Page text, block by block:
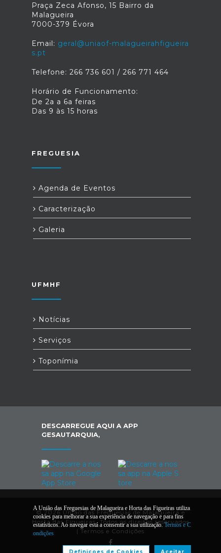
Praça Zeca Afonso, 15 Bairro da
Malagueira
7000-379 Évora
Email: geral@uniaof-malagueirahfigueira
s.pt
Telefone: 266 736 601 / 266 771 464
Horário de Funcionamento:
De 2a a 6a feiras
Das 9 às 15 horas
FREGUESIA
Agenda de Eventos
Caracterização
Galeria
UFMHF
Notícias
Serviços
Toponímia
DESCARREGUE AQUI A APP
GESAUTARQUIA,
© 2026 União das Freguesias de Malagueira e
Horta das Figueiras. Todos os direitos reservados
| Termos e Condições
A União das Freguesias de Malagueira e Horta das Figueiras utiliza
cookies para melhorar a sua experiência de navegação e para fins
estatísticos. Ao navegar está a consentir a sua utilização.Termos e C
ondições